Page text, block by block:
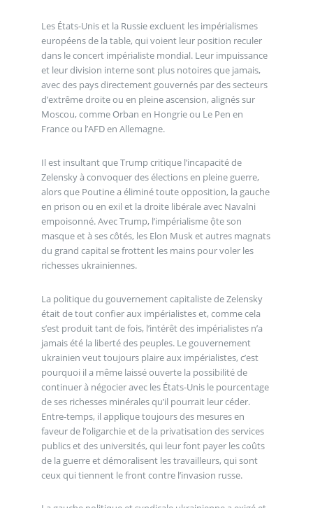
Les États-Unis et la Russie excluent les impérialismes
européens de la table, qui voient leur position reculer
dans le concert impérialiste mondial. Leur impuissance
et leur division interne sont plus notoires que jamais,
avec des pays directement gouvernés par des secteurs
d’extrême droite ou en pleine ascension, alignés sur
Moscou, comme Orban en Hongrie ou Le Pen en
France ou l’AFD en Allemagne.
Il est insultant que Trump critique l’incapacité de
Zelensky à convoquer des élections en pleine guerre,
alors que Poutine a éliminé toute opposition, la gauche
en prison ou en exil et la droite libérale avec Navalni
empoisonné. Avec Trump, l’impérialisme ộte son
masque et à ses côtés, les Elon Musk et autres magnats
du grand capital se frottent les mains pour voler les
richesses ukrainiennes.
La politique du gouvernement capitaliste de Zelensky
était de tout confier aux impérialistes et, comme cela
s’est produit tant de fois, l’intérêt des impérialistes n’a
jamais été la liberté des peuples. Le gouvernement
ukrainien veut toujours plaire aux impérialistes, c’est
pourquoi il a même laissé ouverte la possibilité de
continuer à négocier avec les États-Unis le pourcentage
de ses richesses minérales qu’il pourrait leur céder.
Entre-temps, il applique toujours des mesures en
faveur de l’oligarchie et de la privatisation des services
publics et des universités, qui leur font payer les coûts
de la guerre et démoralisent les travailleurs, qui sont
ceux qui tiennent le front contre l’invasion russe.